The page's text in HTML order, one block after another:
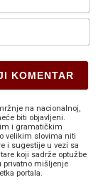
E-
na nacionalnoj,
biti objavljeni.
i gramatičkim
velikim slovima niti
i sugestije u vezi sa
koji sadrže optužbe
privatno mišljenje
portala.